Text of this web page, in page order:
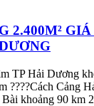
2.400M²
TP Hải Dương
????️Cách Cảng
khoảng 90 km